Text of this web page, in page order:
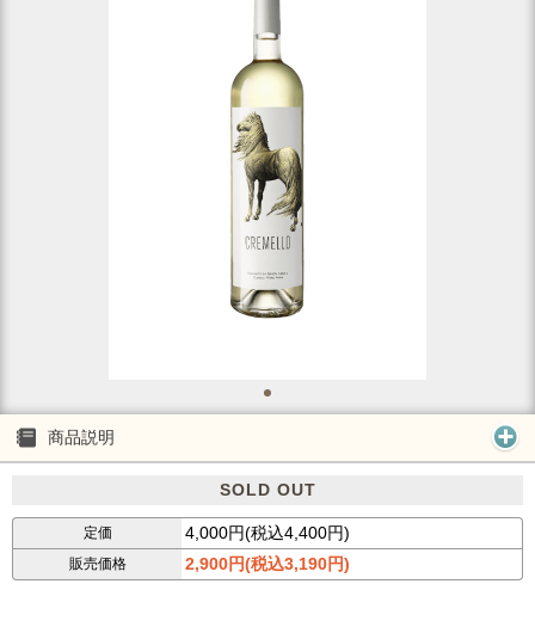
商品説明
SOLD OUT
定価 4,000円(税込4,400円)
販売価格 2,900円(税込3,190円)